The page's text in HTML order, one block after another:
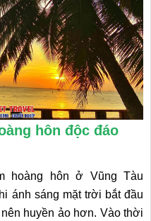
hôn độc đáo
hoàng hôn ở Vũng Tàu
ánh sáng mặt trời bắt đầu
huyền ảo hơn. Vào thời